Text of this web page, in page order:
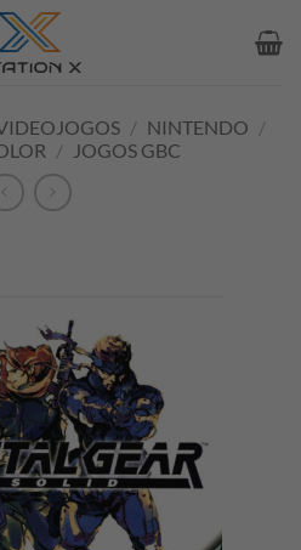
/ NINTENDO /
/ JOGOS GBC